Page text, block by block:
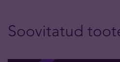
Soovitatud